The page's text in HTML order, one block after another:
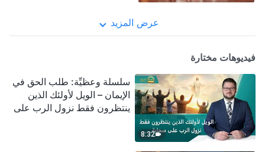
عرض المزيد
فيديوهات مختارة
8:32
سلسلة وعظيِّة: طلب الحق في
الإيمان – الويل لأولئك الذين
ينتظرون فقط نزول الرب على